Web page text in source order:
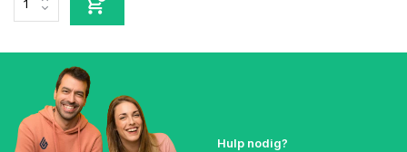
Hulp nodig?